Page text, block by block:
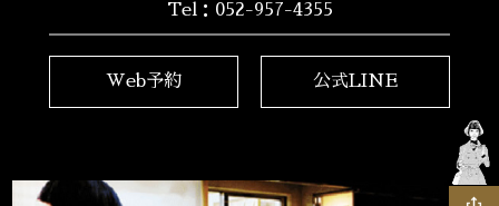
Tel：052-957-4355
Web予約 公式LINE